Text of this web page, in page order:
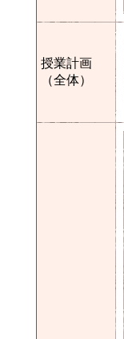
授業計画
（全体）